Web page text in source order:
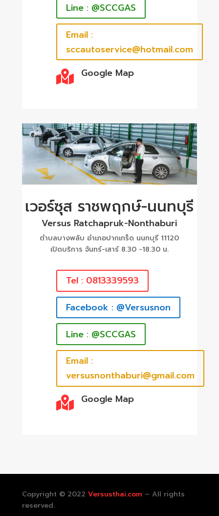
Line : @SCCGAS
Email :
sccautoservice@hotmail.com
 Google Map
เวอร์ซุส ราชพฤกษ์-นนทบุรี
Versus Ratchapruk-Nonthaburi
ตำบลบางพลับ อำเภอปากเกร็ด นนทบุรี 11120
เปิดบริการ จันทร์-เสาร์ 8.30 -18.30 น.
Tel : 0813339593
Facebook : @Versusnon
Line : @SCCGAS
Email :
versusnonthaburi@gmail.com
 Google Map
Copyright © 2022 Versusthai.com – All rights
reserved.